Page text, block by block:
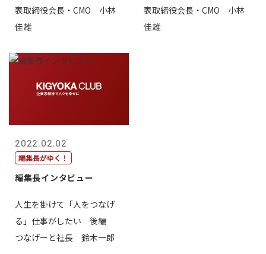
表取締役会長・CMO 小林
佳雄
表取締役会長・CMO 小林
佳雄
2022.02.02
編集長がゆく！
編集長インタビュー
人生を掛けて「人をつなげ
る」仕事がしたい 後編
つなげーと社長 鈴木一郎